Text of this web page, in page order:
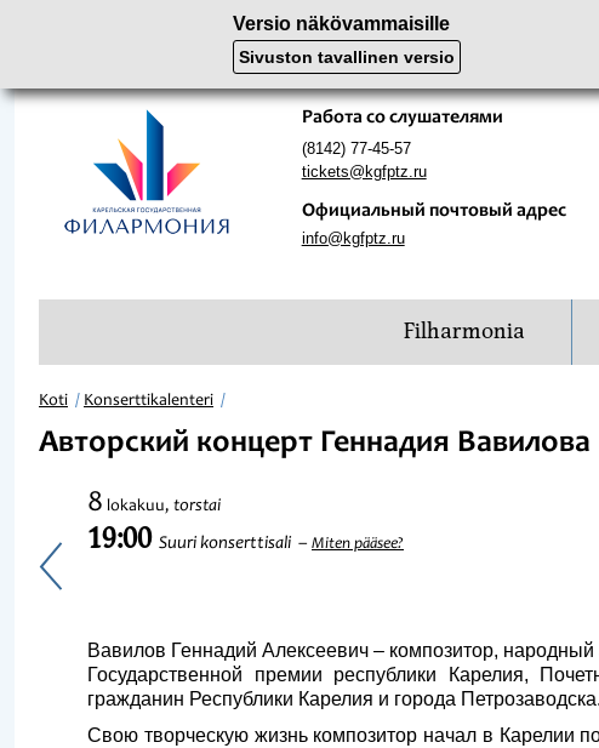
Versio näkövammaisille
Sivuston tavallinen versio
Работа со слушателями
(8142) 77-45-57
tickets@kgfptz.ru
Официальный почтовый адрес
info@kgfptz.ru
Filharmonia
Koti Konserttikalenteri
Авторский концерт Геннадия Вавилова
8 lokakuu, torstai
19:00 Suuri konserttisali Miten pääsee?
Вавилов Геннадий Алексеевич – композитор,
Государственной премии республики Карелия,
гражданин Республики Карелия и города Петрозаводска.
Свою творческую жизнь композитор начал в Карелии